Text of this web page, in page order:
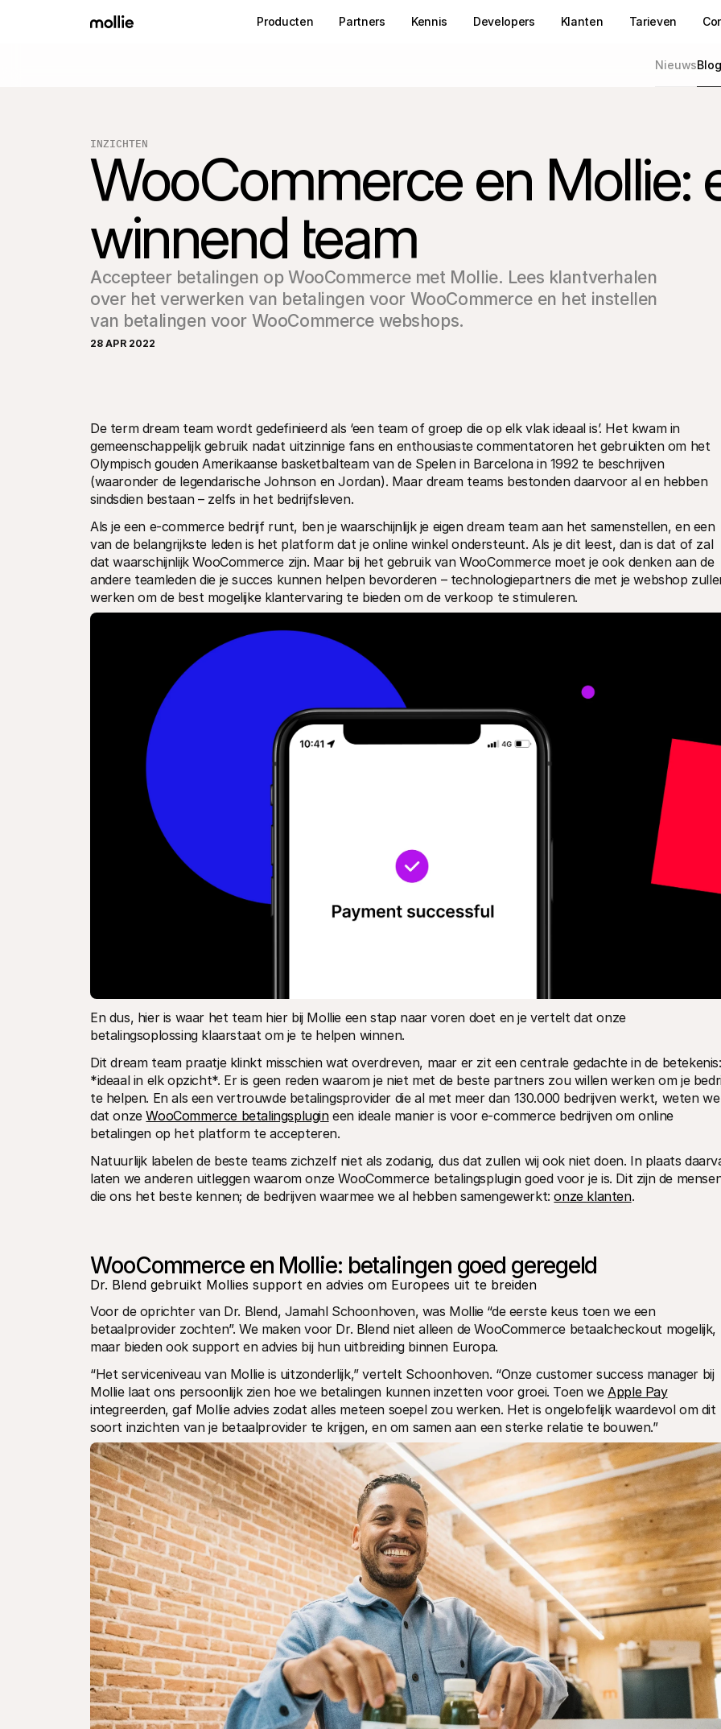
Producten Partners Kennis Developers Klanten Tarieven
NieuwsBlog
INZICHTEN
WooCommerce en Mollie:
winnend team
Accepteer betalingen op WooCommerce met Mollie. Lees klantverhalen
over het verwerken van betalingen voor WooCommerce en het instellen
van betalingen voor WooCommerce webshops.
28 APR 2022
De term dream team wordt gedefinieerd als ‘een team of groep die op elk vlak ideaal is’. Het kwam in
gemeenschappelijk gebruik nadat uitzinnige fans en enthousiaste commentatoren het gebruikten om het
Olympisch gouden Amerikaanse basketbalteam van de Spelen in Barcelona in 1992 te beschrijven
(waaronder de legendarische Johnson en Jordan). Maar dream teams bestonden daarvoor al en hebben
sindsdien bestaan – zelfs in het bedrijfsleven.
Als je een e-commerce bedrijf runt, ben je waarschijnlijk je eigen dream team aan het samenstellen, en een
van de belangrijkste leden is het platform dat je online winkel ondersteunt. Als je dit leest, dan is dat of zal
dat waarschijnlijk WooCommerce zijn. Maar bij het gebruik van WooCommerce moet je ook denken aan de
andere teamleden die je succes kunnen helpen bevorderen – technologiepartners die met je webshop
werken om de best mogelijke klantervaring te bieden om de verkoop te stimuleren.
En dus, hier is waar het team hier bij Mollie een stap naar voren doet en je vertelt dat onze
betalingsoplossing klaarstaat om je te helpen winnen.
Dit dream team praatje klinkt misschien wat overdreven, maar er zit een centrale gedachte in de betekenis:
*ideaal in elk opzicht*. Er is geen reden waarom je niet met de beste partners zou willen werken om je
te helpen. En als een vertrouwde betalingsprovider die al met meer dan 130.000 bedrijven werkt, weten we
dat onze WooCommerce betalingsplugin een ideale manier is voor e-commerce bedrijven om online
betalingen op het platform te accepteren.
Natuurlijk labelen de beste teams zichzelf niet als zodanig, dus dat zullen wij ook niet doen. In plaats
laten we anderen uitleggen waarom onze WooCommerce betalingsplugin goed voor je is. Dit zijn de
die ons het beste kennen; de bedrijven waarmee we al hebben samengewerkt: onze klanten.
WooCommerce en Mollie: betalingen goed geregeld
Dr. Blend gebruikt Mollies support en advies om Europees uit te breiden
Voor de oprichter van Dr. Blend, Jamahl Schoonhoven, was Mollie “de eerste keus toen we een
betaalprovider zochten”. We maken voor Dr. Blend niet alleen de WooCommerce betaalcheckout mogelijk,
maar bieden ook support en advies bij hun uitbreiding binnen Europa.
“Het serviceniveau van Mollie is uitzonderlijk,” vertelt Schoonhoven. “Onze customer success manager bij
Mollie laat ons persoonlijk zien hoe we betalingen kunnen inzetten voor groei. Toen we Apple Pay
integreerden, gaf Mollie advies zodat alles meteen soepel zou werken. Het is ongelofelijk waardevol om dit
soort inzichten van je betaalprovider te krijgen, en om samen aan een sterke relatie te bouwen.”